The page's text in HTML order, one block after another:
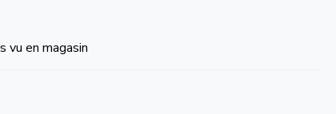
vu en magasin